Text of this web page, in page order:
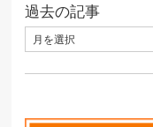
過去の記事